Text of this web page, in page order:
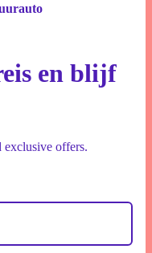
en blijf
exclusive offers.